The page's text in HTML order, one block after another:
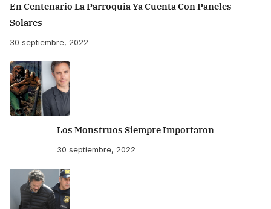
En Centenario La Parroquia Ya Cuenta Con Paneles
Solares
30 septiembre, 2022
Los Monstruos Siempre Importaron
30 septiembre, 2022